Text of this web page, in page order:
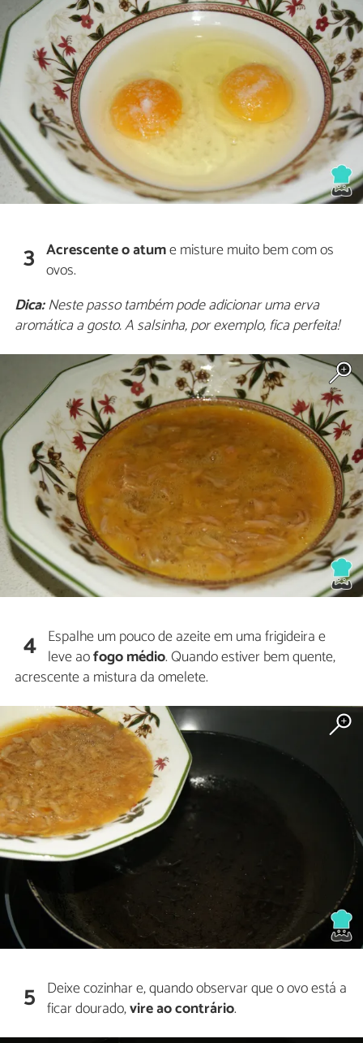
3 Acrescente o atume misture muito bem com os
ovos.
Dica:Neste passo também pode adicionar uma erva
aromática a gosto. A salsinha, por exemplo, fica perfeita!
4 Espalhe um pouco de azeite em uma frigideira e
leve aofogo médio. Quando estiver bem quente,
acrescente a mistura da omelete.
5 Deixe cozinhar e, quando observar que o ovo está a
ficar dourado,vire ao contrário.